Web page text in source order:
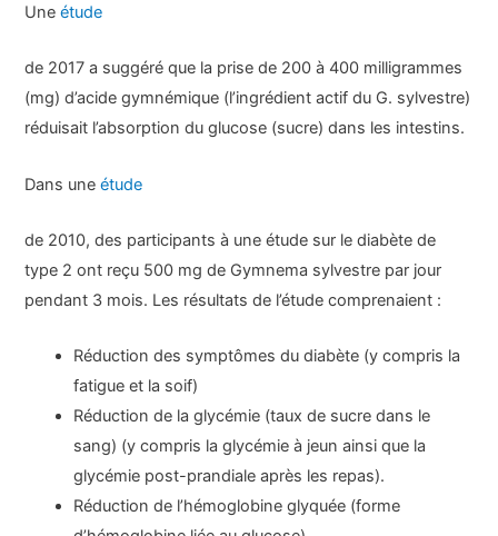
Uneétude
de 2017 a suggéré que la prise de 200 à 400 milligrammes
(mg) d’acide gymnémique (l’ingrédient actif du G. sylvestre)
réduisait l’absorption du glucose (sucre) dans les intestins.
Dans uneétude
de 2010, des participants à une étude sur le diabète de
type 2 ont reçu 500 mg de Gymnema sylvestre par jour
pendant 3 mois. Les résultats de l’étude comprenaient :
Réduction des symptômes du diabète (y compris la
fatigue et la soif)
Réduction de la glycémie (taux de sucre dans le
sang) (y compris la glycémie à jeun ainsi que la
glycémie post-prandiale après les repas).
Réduction de l’hémoglobine glyquée (forme